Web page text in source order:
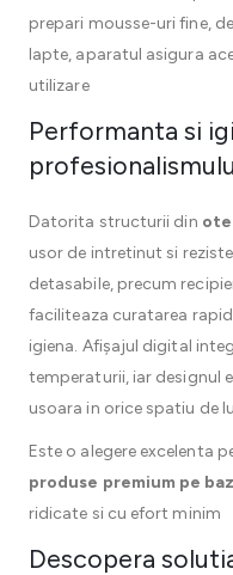
prepari mousse-uri fine,
lapte, aparatul asigura
utilizare
Performanta si
Datorita structurii din
usor de intretinut si
detasabile, precum
faciliteaza curatarea
igiena. Afișajul digital
temperaturii, iar designul
usoara in orice spatiu de
Este o alegere excelenta
produse premium pe
ridicate si cu efort minim
Descopera